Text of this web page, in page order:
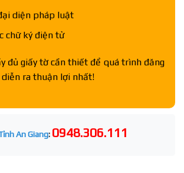
diện pháp luật
chữ ký điện tử
đủ giấy tờ cần thiết để quá trình đăng
ra thuận lợi nhất!
An Giang: 0948.306.111